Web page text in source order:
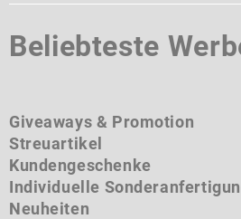
Beliebteste
Giveaways & Promotion
Streuartikel
Kundengeschenke
Individuelle
Neuheiten